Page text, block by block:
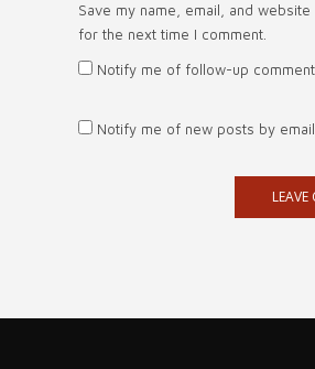
Save my name, email, and
for the next time I comment.
Notify me of follow-up
Notify me of new posts by email.